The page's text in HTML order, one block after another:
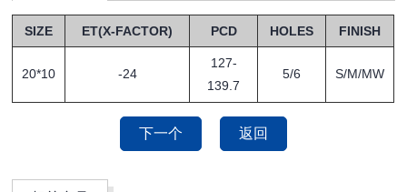
SIZE ET(X-FACTOR) PCD HOLES FINISH
20*10 -24
127-
139.7
5/6 S/M/MW
下一个 返回